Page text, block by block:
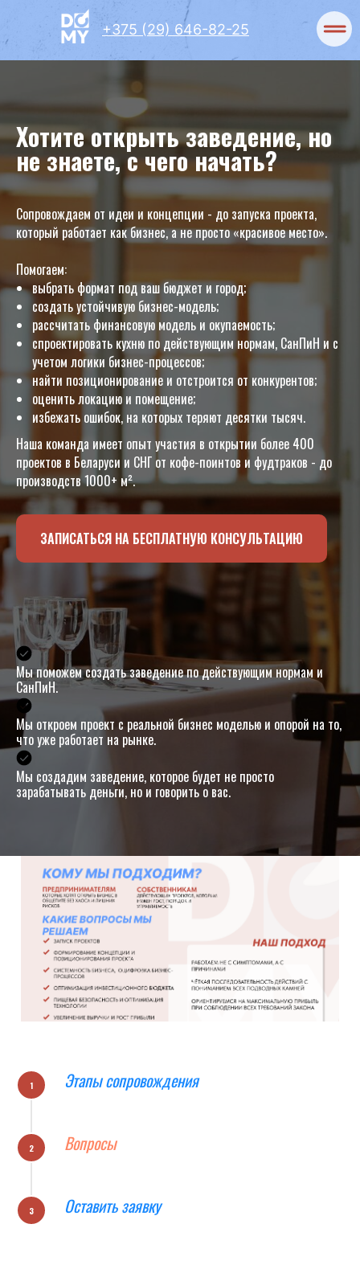
+375 (29) 646-82-25
Хотите открыть заведение, но
не знаете, с чего начать?
Сопровождаем от идеи и концепции - до запуска проекта,
который работает как бизнес, а не просто «красивое место».
Помогаем:
выбрать формат под ваш бюджет и город;
создать устойчивую бизнес-модель;
рассчитать финансовую модель и окупаемость;
спроектировать кухню по действующим нормам, СанПиН и с
учетом логики бизнес-процессов;
найти позиционирование и отстроится от конкурентов;
оценить локацию и помещение;
избежать ошибок, на которых теряют десятки тысяч.
Наша команда имеет опыт участия в открытии более 400
проектов в Беларуси и СНГ от кофе-поинтов и фудтраков - до
производств 1000+ м².
ЗАПИСАТЬСЯ НА БЕСПЛАТНУЮ КОНСУЛЬТАЦИЮ
Мы поможем создать заведение по действующим нормам и
СанПиН.
Мы откроем проект с реальной бизнес моделью и опорой на то,
что уже работает на рынке.
Мы создадим заведение, которое будет не просто
зарабатывать деньги, но и говорить о вас.
Этапы сопровождения
Вопросы
Оставить заявку